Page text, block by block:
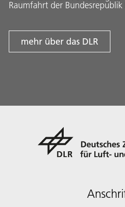
Raumfahrt der
mehr über das DLR